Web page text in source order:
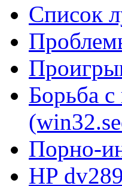
Список
Борьба
Порно-
HP